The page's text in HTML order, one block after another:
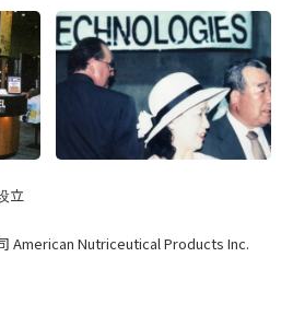
立
American Nutriceutical Products Inc.